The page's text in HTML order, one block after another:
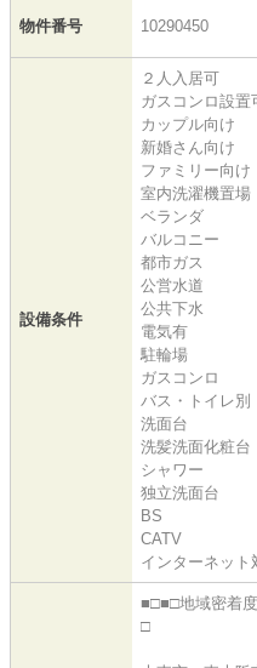
物件番号 10290450
設備条件
２人入居可
ガスコンロ設置
カップル向け
新婚さん向け
ファミリー向け
室内洗濯機置場
ベランダ
バルコニー
都市ガス
公営水道
公共下水
電気有
駐輪場
ガスコンロ
バス・トイレ別
洗面台
洗髪洗面化粧台
シャワー
独立洗面台
BS
CATV
インターネット
■□■□地域密着
□